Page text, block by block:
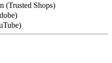
(Trusted Shops)